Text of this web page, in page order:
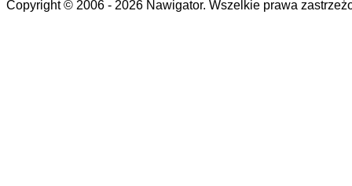
Copyright © 2006 - 2026 Nawigator. Wszelkie prawa